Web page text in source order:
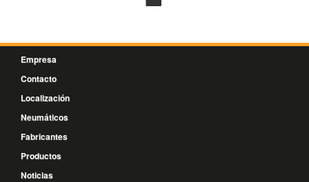
Empresa
Contacto
Localización
Neumáticos
Fabricantes
Productos
Noticias